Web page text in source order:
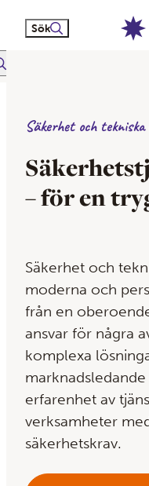
Sök
Säkerhet och
– för en
Säkerhet och
moderna och
från en
ansvar för några
komplexa
erfarenhet av
verksamheter
säkerhetskrav.